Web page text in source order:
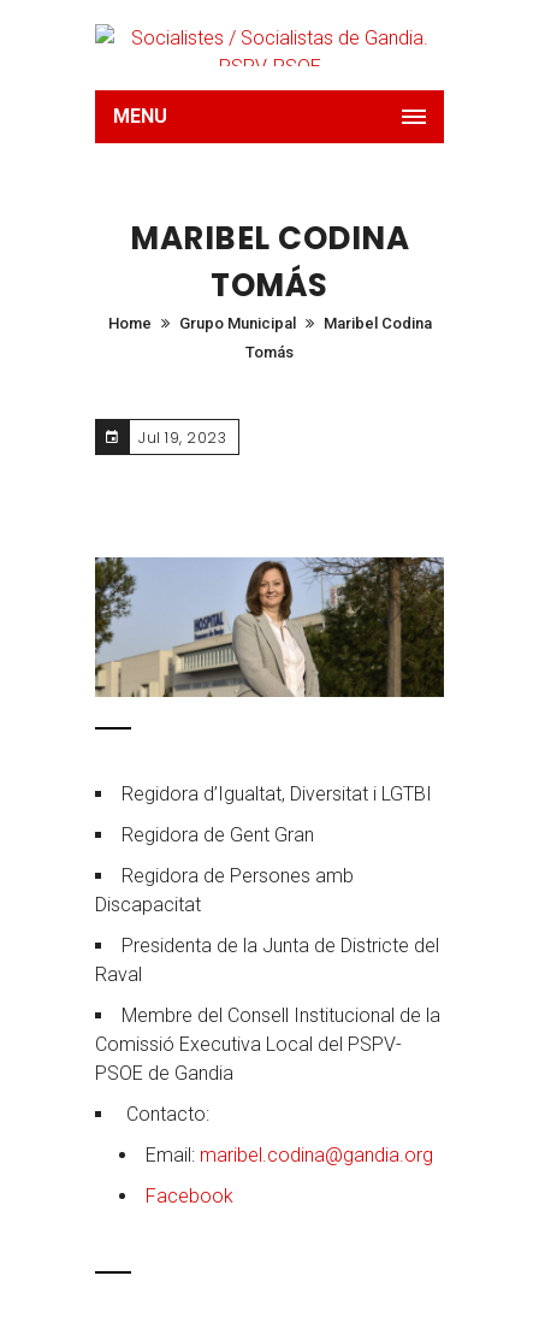
MENU
MARIBEL CODINA
TOMÁS
Home Grupo Municipal
Maribel Codina
Tomás
Jul 19, 2023
Regidora d’Igualtat, Diversitat i LGTBI
Regidora de Gent Gran
Regidora de Persones amb
Discapacitat
Presidenta de la Junta de Districte del
Raval
Membre del Consell Institucional de la
Comissió Executiva Local del PSPV-
PSOE de Gandia
Contacto:
Email: maribel.codina@gandia.org
Facebook